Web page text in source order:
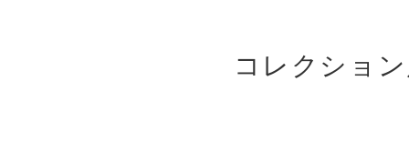
コレクショ